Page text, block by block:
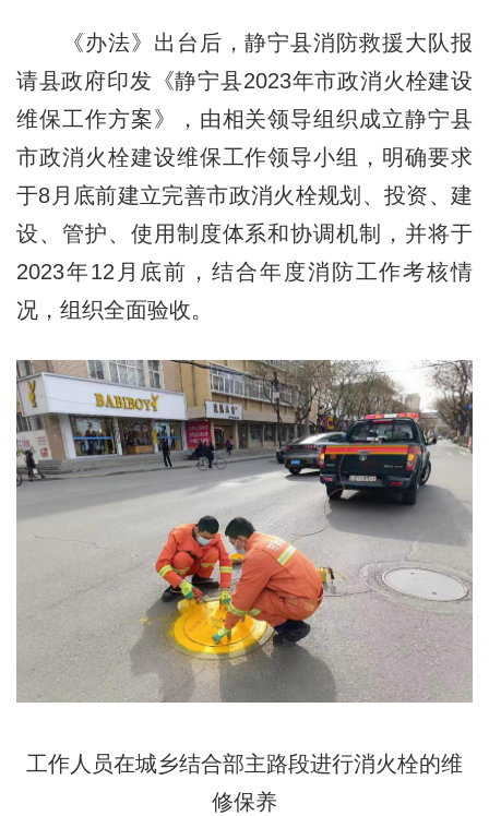
《办法》出台后，静宁县消防救援大队报
请县政府印发《静宁县2023年市政消火栓建设
维保工作方案》，由相关领导组织成立静宁县
市政消火栓建设维保工作领导小组，明确要求
于8月底前建立完善市政消火栓规划、投资、建
设、管护、使用制度体系和协调机制，并将于
2023年12月底前，结合年度消防工作考核情
况，组织全面验收。
工作人员在城乡结合部主路段进行消火栓的维
修保养